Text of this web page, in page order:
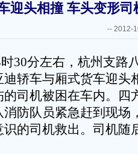
迎头相撞 车头变形司
-- 2012-
分左右，杭州支路
轿车与厢式货车迎头
司机被困在车内。四
防队员紧急赶到现场
的司机救出。司机随